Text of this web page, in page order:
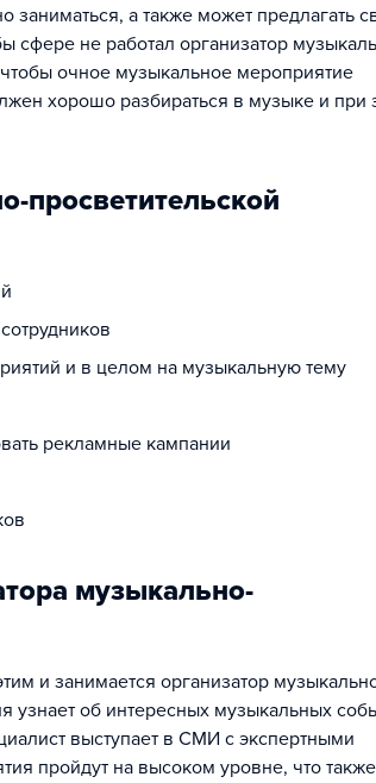
а также может предлагать
сфере не работал организатор
чтобы очное музыкальное мероприятие
хорошо разбираться в музыке и при
просветительской
и в целом на музыкальную тему
рекламные кампании
музыкально-
и занимается организатор
узнает об интересных музыкальных
выступает в СМИ с экспертными
пройдут на высоком уровне, что также